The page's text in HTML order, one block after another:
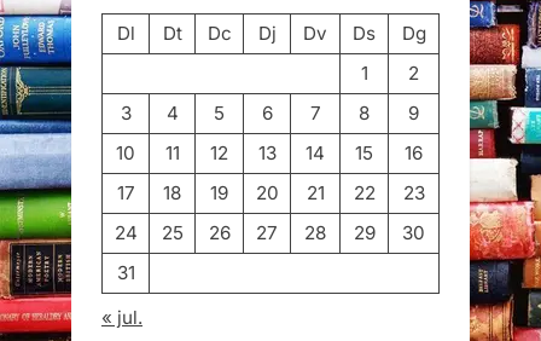
Dl
Dt Dc Dj Dv Ds
Dg
1
2
3
4 5 6 7 8
9
10
11 12 13 14 15
16
17
18 19 20 21 22
23
24
25 26 27 28 29
30
31
« jul.